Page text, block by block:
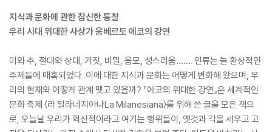
지식과 문화에 관한 참신한 통찰
우리 시대 위대한 사상가 움베르토 에코의 강연
미와 추, 절대와 상대, 거짓, 비밀, 음모, 성스러움……. 인류는 늘 환상적인
주제들에 매혹되었다. 이에 대한 지식과 문화는 어떻게 변화해 왔으며, 우
리의 현재와 어떻게 관계 맺고 있을까? 『에코의 위대한 강연』은 세계적인
문화 축제 〈라 밀라네지아나La Milanesiana〉를 위해 쓴 글을 모은 책으
로, 오늘날 우리가 혁신적이라고 여기는 행위들이, 옛것과 각을 세우고 고